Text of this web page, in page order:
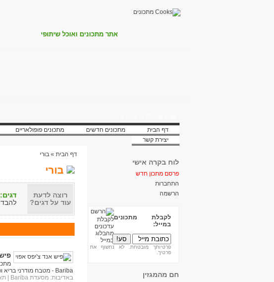
אתר מתכונים ואוכל שיתופי
דף הבית
מתכונים חדשים מתכונים פופולאריים
יצירת קשר
לוח בקרה אישי
פרסם מתכון חדש
התחברות
הרשמה
לקבלת מתכונים
במייל:
פרטיותך מובטחת. לא נחשוף את
פרטיך.
חם מהמגזין
דף הבית » בורי
בורי
רוצה לדעת
עוד על דגים?
Bariba - מטבח מודרני בריא וכשר.
באדיבות: מסעדת Bariba |